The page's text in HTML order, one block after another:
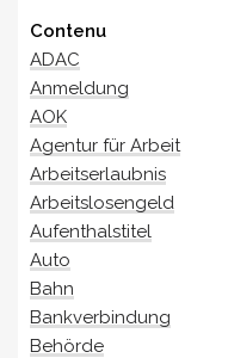
Contenu
ADAC
Anmeldung
AOK
Agentur für Arbeit
Arbeitserlaubnis
Arbeitslosengeld
Aufenthalstitel
Auto
Bahn
Bankverbindung
Behörde